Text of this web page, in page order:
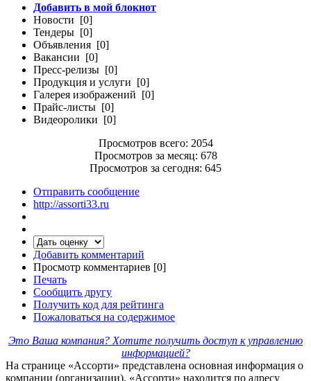
Добавить в мой блокнот
Новости [0]
Тендеры [0]
Объявления [0]
Вакансии [0]
Пресс-релизы [0]
Продукция и услуги [0]
Галерея изображений [0]
Прайс-листы [0]
Видеоролики [0]
Просмотров всего: 2054
Просмотров за месяц: 678
Просмотров за сегодня: 645
Отправить сообщение
http://assorti33.ru
Добавить комментарий
Просмотр комментариев [0]
Печать
Сообщить другу
Получить код для рейтинга
Пожаловаться на содержимое
Это Ваша компания? Хотите получить доступ к управлению
информацией?
На странице «Ассорти» представлена основная информация о
компании (организации). «Ассорти» находится по адресу